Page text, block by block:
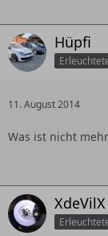
Hüpfi
11. August 2014
Was ist nicht
XdeVilX